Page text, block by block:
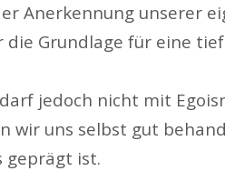
Anerkennung unserer
die Grundlage für eine
jedoch nicht mit
wir uns selbst gut
geprägt ist.